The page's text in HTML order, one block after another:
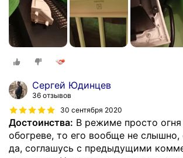
Сергей Юдинцев
36 отзывов
30 сентября 2020
Достоинства: В режиме просто огня
обогреве, то его вообще не слышно,
да, соглашусь с предыдущими